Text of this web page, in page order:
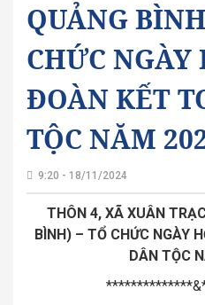
QUẢNG
CHỨC
ĐOÀN KẾT
TỘC NĂM
9:20 - 18/11/2024
THÔN 4, XÃ XUÂN
BÌNH) – TỔ CHỨC NGÀY
DÂN TỘC